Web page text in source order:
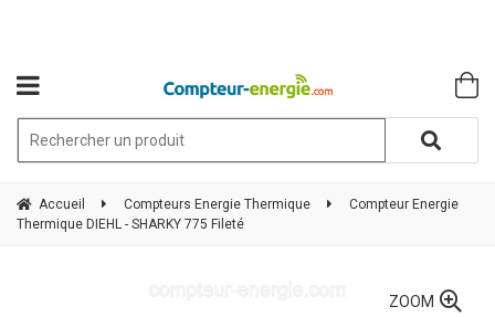
Accueil Compteurs Energie Thermique
Compteur Energie
Thermique DIEHL - SHARKY 775 Fileté
ZOOM